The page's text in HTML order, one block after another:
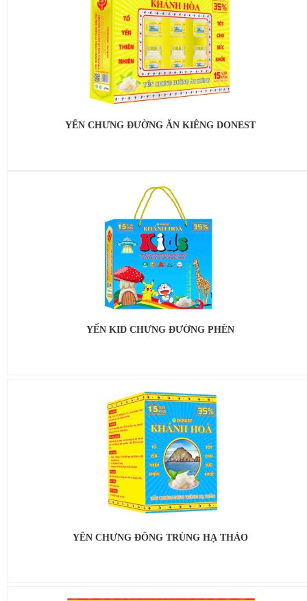
YẾN CHƯNG ĐƯỜNG ĂN KIÊNG DONEST
YẾN KID CHƯNG ĐƯỜNG PHÈN
YÊN CHƯNG ĐÔNG TRÙNG HẠ THẢO